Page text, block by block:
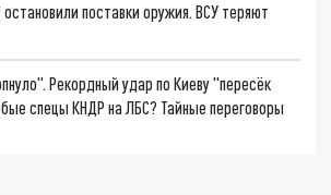
поставки оружия. ВСУ теряют
Рекордный удар по Киеву "пересёк
спецы КНДР на ЛБС? Тайные переговоры